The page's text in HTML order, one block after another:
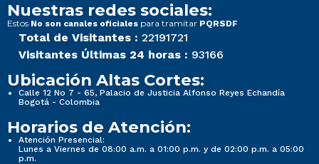
Nuestras redes sociales:
Estos No son canales oficiales para tramitar PQRSDF
Total de Visitantes : 22191721
Visitantes Últimas 24 horas : 93166
Ubicación Altas Cortes:
Calle 12 No 7 - 65, Palacio de Justicia Alfonso Reyes Echandía
Bogotá - Colombia
Horarios de Atención:
Atención Presencial:
Lunes a Viernes de 08:00 a.m. a 01:00 p.m. y de 02:00 p.m. a 05:00
p.m.